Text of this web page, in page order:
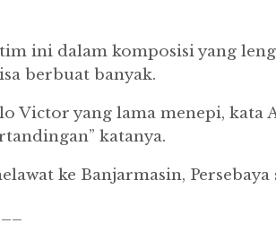
ini dalam komposisi yang
berbuat banyak.
Victor yang lama menepi,
katanya.
ke Banjarmasin,